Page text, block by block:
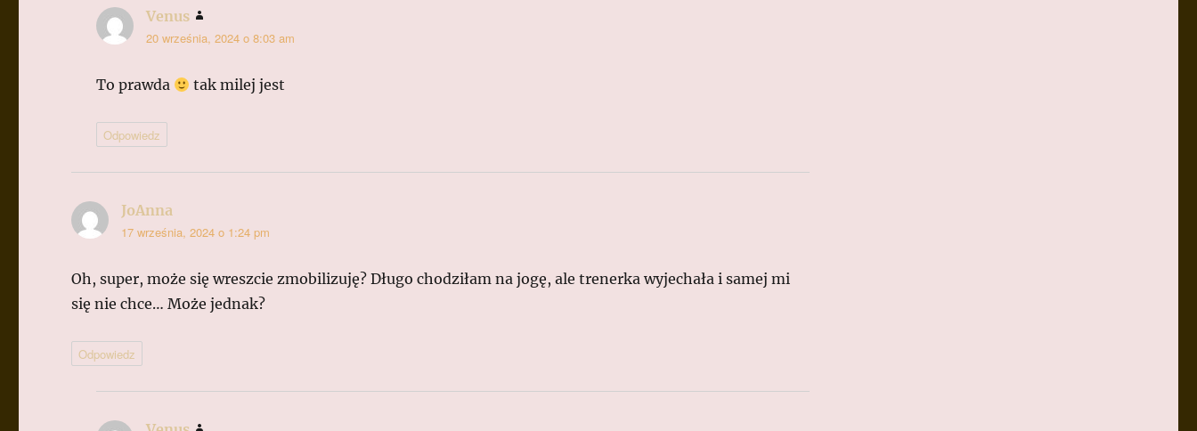
Venus
20 września, 2024 o 8:03 am
To prawda tak milej jest
Odpowiedz
JoAnna
17 września, 2024 o 1:24 pm
Oh, super, może się wreszcie zmobilizuję? Długo chodziłam na jogę, ale trenerka wyjechała i samej mi
się nie chce… Może jednak?
Odpowiedz